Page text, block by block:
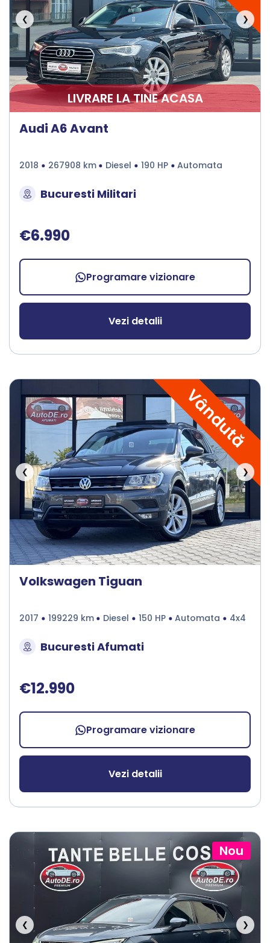
❮ ❯
LIVRARE LA TINE ACASA
Audi A6 Avant
2018 267908 km Diesel 190 HP Automata
Bucuresti Militari
€6.990
Programare vizionare
Vezi detalii
Vândută
❮ ❯
Volkswagen Tiguan
2017 199229 km Diesel 150 HP Automata 4x4
Bucuresti Afumati
€12.990
Programare vizionare
Vezi detalii
Nou
❮ ❯